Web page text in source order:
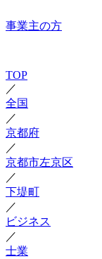
事業主の方
TOP
／
全国
／
京都府
／
京都市左京区
／
下堤町
／
ビジネス
／
士業